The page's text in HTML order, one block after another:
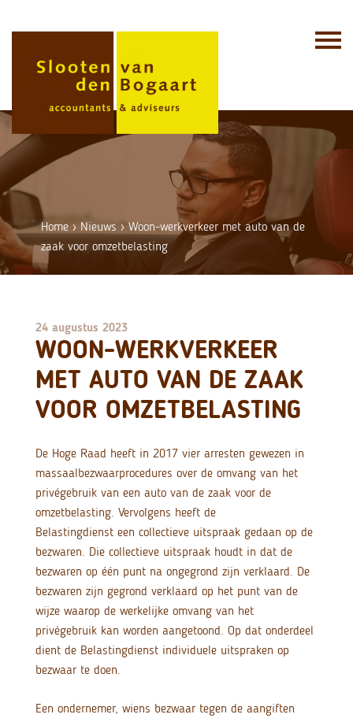
Home › Nieuws ›Woon-werkverkeer met auto van de
zaak voor omzetbelasting
24 augustus 2023
WOON-WERKVERKEER
MET AUTO VAN DE ZAAK
VOOR OMZETBELASTING
De Hoge Raad heeft in 2017 vier arresten gewezen in
massaalbezwaarprocedures over de omvang van het
privégebruik van een auto van de zaak voor de
omzetbelasting. Vervolgens heeft de
Belastingdienst een collectieve uitspraak gedaan op de
bezwaren. Die collectieve uitspraak houdt in dat de
bezwaren op één punt na ongegrond zijn verklaard. De
bezwaren zijn gegrond verklaard op het punt van de
wijze waarop de werkelijke omvang van het
privégebruik kan worden aangetoond. Op dat onderdeel
dient de Belastingdienst individuele uitspraken op
bezwaar te doen.
Een ondernemer, wiens bezwaar tegen de aangiften